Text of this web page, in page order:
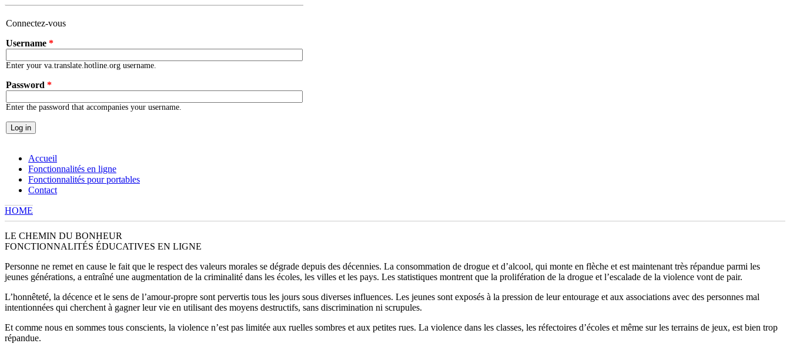
Connectez-vous
Username *
Enter your va.translate.hotline.org username.
Password *
Enter the password that accompanies your username.
Accueil
Fonctionnalités en ligne
Fonctionnalités pour portables
Contact
YOU ARE HERE
HOME
LE CHEMIN DU BONHEUR
FONCTIONNALITÉS ÉDUCATIVES EN LIGNE
Personne ne remet en cause le fait que le respect des valeurs morales se dégrade depuis des décennies. La consommation de drogue et d’alcool, qui monte en flèche et est maintenant très répandue parmi les
jeunes générations, a entraîné une augmentation de la criminalité dans les écoles, les villes et les pays. Les statistiques montrent que la prolifération de la drogue et l’escalade de la violence vont de pair.
L’honnêteté, la décence et le sens de l’amour-propre sont pervertis tous les jours sous diverses influences. Les jeunes sont exposés à la pression de leur entourage et aux associations avec des personnes mal
intentionnées qui cherchent à gagner leur vie en utilisant des moyens destructifs, sans discrimination ni scrupules.
Et comme nous en sommes tous conscients, la violence n’est pas limitée aux ruelles sombres et aux petites rues. La violence dans les classes, les réfectoires d’écoles et même sur les terrains de jeux, est bien trop
répandue.